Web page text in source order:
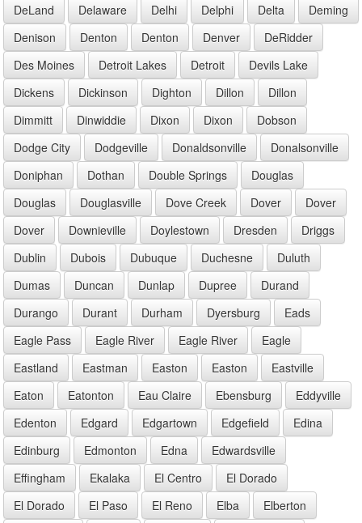
DeLand
Delaware Delhi Delphi Delta
Deming
Denison
Denton Denton Denver
DeRidder
Des Moines
Detroit Lakes Detroit
Devils Lake
Dickens
Dickinson Dighton Dillon
Dillon
Dimmitt
Dinwiddie Dixon Dixon
Dobson
Dodge City
Dodgeville Donaldsonville
Donalsonville
Doniphan
Dothan Double Springs
Douglas
Douglas
Douglasville Dove Creek Dover
Dover
Dover
Downieville Doylestown Dresden
Driggs
Dublin
Dubois Dubuque Duchesne
Duluth
Dumas
Duncan Dunlap Dupree
Durand
Durango
Durant Durham Dyersburg
Eads
Eagle Pass
Eagle River Eagle River
Eagle
Eastland
Eastman Easton Easton
Eastville
Eaton
Eatonton Eau Claire Ebensburg
Eddyville
Edenton
Edgard Edgartown Edgefield
Edina
Edinburg
Edmonton Edna
Edwardsville
Effingham
Ekalaka El Centro
El Dorado
El Dorado
El Paso El Reno Elba
Elberton